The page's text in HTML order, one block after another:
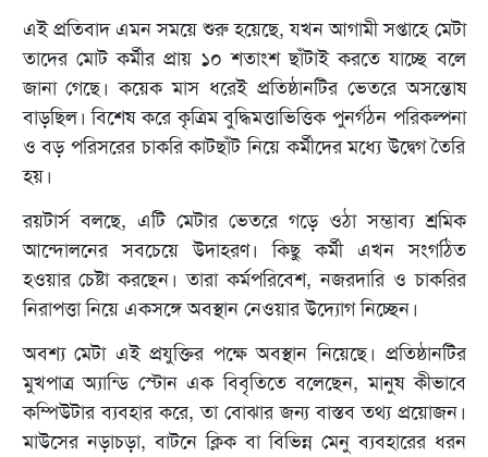
এই প্রতিবাদ এমন সময়ে শুরু হয়েছে, যখন আগামী সপ্তাহে মেটা
তাদের মোট কর্মীর প্রায় ১০ শতাংশ ছাঁটাই করতে যাচ্ছে বলে
জানা গেছে। কয়েক মাস ধরেই প্রতিষ্ঠানটির ভেতরে অসন্তোষ
বাড়ছিল। বিশেষ করে কৃত্রিম বুদ্ধিমত্তাভিত্তিক পুনর্গঠন পরিকল্পনা
ও বড় পরিসরের চাকরি কাটছাঁট নিয়ে কর্মীদের মধ্যে উদ্বেগ তৈরি
হয়।
রয়টার্স বলছে, এটি মেটার ভেতরে গড়ে ওঠা সম্ভাব্য শ্রমিক
আন্দোলনের সবচেয়ে উদাহরণ। কিছু কর্মী এখন সংগঠিত
হওয়ার চেষ্টা করছেন। তারা কর্মপরিবেশ, নজরদারি ও চাকরির
নিরাপত্তা নিয়ে একসঙ্গে অবস্থান নেওয়ার উদ্যোগ নিচ্ছেন।
অবশ্য মেটা এই প্রযুক্তির পক্ষে অবস্থান নিয়েছে। প্রতিষ্ঠানটির
মুখপাত্র অ্যান্ডি স্টোন এক বিবৃতিতে বলেছেন, মানুষ কীভাবে
কম্পিউটার ব্যবহার করে, তা বোঝার জন্য বাস্তব তথ্য প্রয়োজন।
মাউসের নড়াচড়া, বাটনে ক্লিক বা বিভিন্ন মেনু ব্যবহারের ধরন